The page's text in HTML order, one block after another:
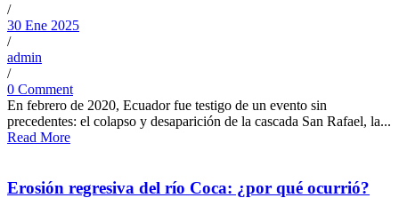
/
30 Ene 2025
/
admin
/
0 Comment
En febrero de 2020, Ecuador fue testigo de un evento sin
precedentes: el colapso y desaparición de la cascada San Rafael, la...
Read More
Erosión regresiva del río Coca: ¿por qué ocurrió?